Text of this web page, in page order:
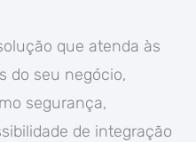
que atenda às
do seu negócio,
segurança,
de integração